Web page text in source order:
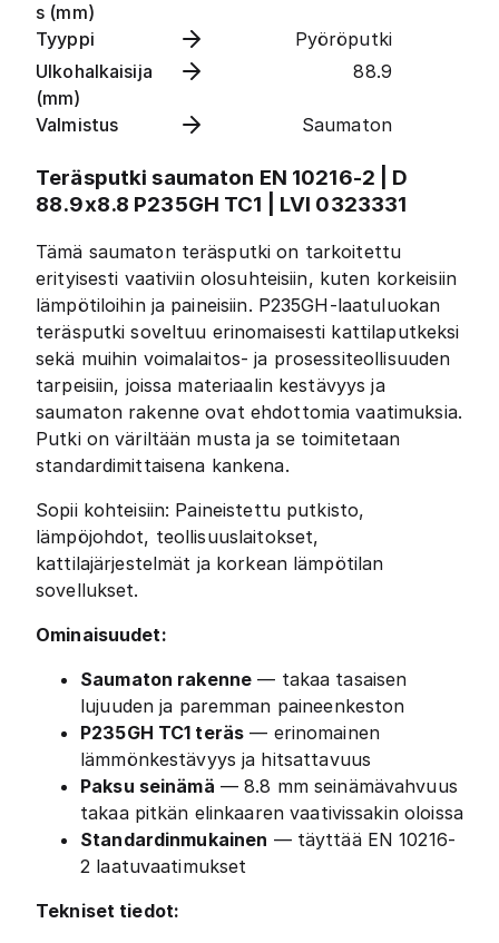
s (mm)
Tyyppi
Pyöröputki
Ulkohalkaisija
(mm)
88.9
Valmistus Saumaton
Teräsputki saumaton EN 10216-2 | D
88.9x8.8 P235GH TC1 | LVI 0323331
Tämä saumaton teräsputki on tarkoitettu
erityisesti vaativiin olosuhteisiin, kuten korkeisiin
lämpötiloihin ja paineisiin. P235GH-laatuluokan
teräsputki soveltuu erinomaisesti kattilaputkeksi
sekä muihin voimalaitos- ja prosessiteollisuuden
tarpeisiin, joissa materiaalin kestävyys ja
saumaton rakenne ovat ehdottomia vaatimuksia.
Putki on väriltään musta ja se toimitetaan
standardimittaisena kankena.
Sopii kohteisiin: Paineistettu putkisto,
lämpöjohdot, teollisuuslaitokset,
kattilajärjestelmät ja korkean lämpötilan
sovellukset.
Ominaisuudet:
Saumaton rakenne — takaa tasaisen
lujuuden ja paremman paineenkeston
P235GH TC1 teräs — erinomainen
lämmönkestävyys ja hitsattavuus
Paksu seinämä — 8.8 mm seinämävahvuus
takaa pitkän elinkaaren vaativissakin oloissa
Standardinmukainen — täyttää EN 10216-
2 laatuvaatimukset
Tekniset tiedot: